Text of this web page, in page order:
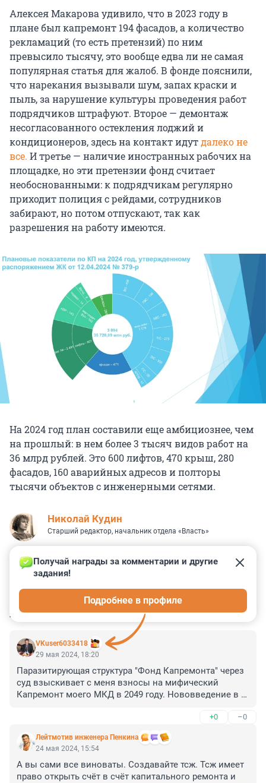
Алексея Макарова удивило, что в 2023 году в
плане был капремонт 194 фасадов, а количество
рекламаций (то есть претензий) по ним
превысило тысячу, это вообще едва ли не самая
популярная статья для жалоб. В фонде пояснили,
что нарекания вызывали шум, запах краски и
пыль, за нарушение культуры проведения работ
подрядчиков штрафуют. Второе — демонтаж
несогласованного остекления лоджий и
кондиционеров, здесь на контакт идутдалеко не
все. И третье — наличие иностранных рабочих на
площадке, но эти претензии фонд считает
необоснованными: к подрядчикам регулярно
приходит полиция с рейдами, сотрудников
забирают, но потом отпускают, так как
разрешения на работу имеются.
На 2024 год план составили еще амбициознее, чем
на прошлый: в нем более 3 тысяч видов работ на
36 млрд рублей. Это 600 лифтов, 470 крыш, 280
фасадов, 160 аварийных адресов и полторы
тысячи объектов с инженерными сетями.
Николай Кудин
Старший редактор, начальник отдела «Власть»
КОММЕНТАРИИ 19
VKuser6033418
Получай награды за комментарии и другие
задания!
Подробнее в профиле
29 мая 2024, 18:20
Паразитирующая структура "Фонд Капремонта" через
суд взыскивает с меня взносы на мифический
Капремонт моего МКД в 2049 году. Нововведение в
которую тебе предоставят через 25 лет, плати. Мне 80
лет. Скоро не только меня не будет, но Россия
перестанет существовать, если власть будет
действовать так варварски. Одумайтесь власть
имущие ! Вас Бог накажет, если не измените своего
отношения к старшему поколению. Нынешняя власть
+0 –0
Лейтмотив инженера Пенкина
24 мая 2024, 15:54
А вы сами все виноваты. Создавайте тсж. Тсж имеет
право открыть счёт в счёт капитального ремонта и